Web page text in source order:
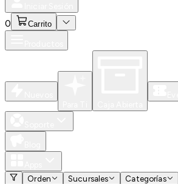
0 Carrito
Orden
Sucursales Categorías